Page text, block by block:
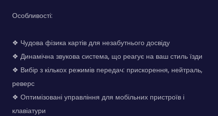
Особливості:
❖ Чудова фізика картів для незабутнього досвіду
❖ Динамічна звукова система, що реагує на ваш стиль їзди
❖ Вибір з кількох режимів передач: прискорення, нейтраль,
реверс
❖ Оптимізовані управління для мобільних пристроїв і
клавіатури